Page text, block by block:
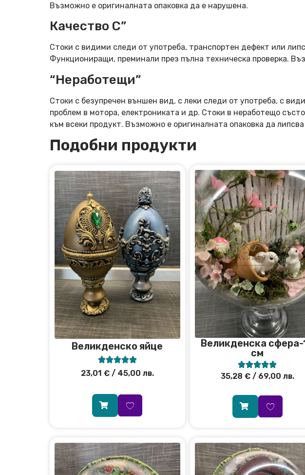
Възможно е оригиналната опаковка да е нарушена.
Качество C”
Стоки с видими следи от употреба, транспортен дефект или
Функциониращи, преминали през пълна техническа проверка.
“Неработещи”
Стоки с безупречен външен вид, с леки следи от употреба, с
проблем в мотора, електрониката и др. Стоки в неработещо
към всеки продукт. Възможно е оригиналната опаковка да
Подобни продукти
Великденско яйце

23,01 €/ 45,00 лв.
Великденска сфера-
см

35,28 €/ 69,00 лв.